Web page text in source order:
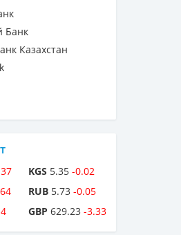
Банк
Казахстан
KGS 5.35 -0.02
RUB 5.73 -0.05
GBP 629.23 -3.33